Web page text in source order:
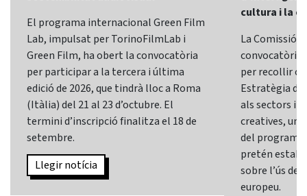
El programa internacional Green Film
Lab, impulsat per TorinoFilmLab i
Green Film, ha obert la convocatòria
per participar a la tercera i última
edició de 2026, que tindrà lloc a Roma
(Itàlia) del 21 al 23 d’octubre. El
termini d’inscripció finalitza el 18 de
setembre.
Llegir notícia
cultura i la
La Comissió
convocatòria
per recollir
Estratègia
als sectors i
creatives,
del programa
pretén
sobre l’ús de
europeu.